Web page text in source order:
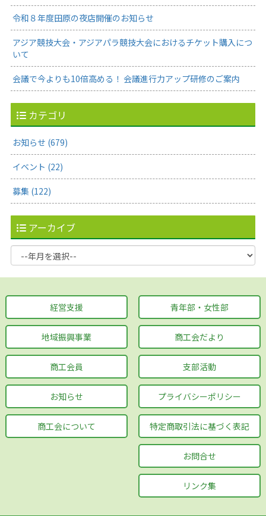
令和８年度田原の夜店開催のお知らせ
アジア競技大会・アジアパラ競技大会におけるチケット購入につ
いて
会議で今よりも10倍高める！ 会議進行力アップ研修のご案内
カテゴリ
お知らせ (679)
イベント (22)
募集 (122)
アーカイブ
経営支援
地域振興事業
商工会員
お知らせ
商工会について
青年部・女性部
商工会だより
支部活動
プライバシーポリシー
特定商取引法に基づく表記
お問合せ
リンク集